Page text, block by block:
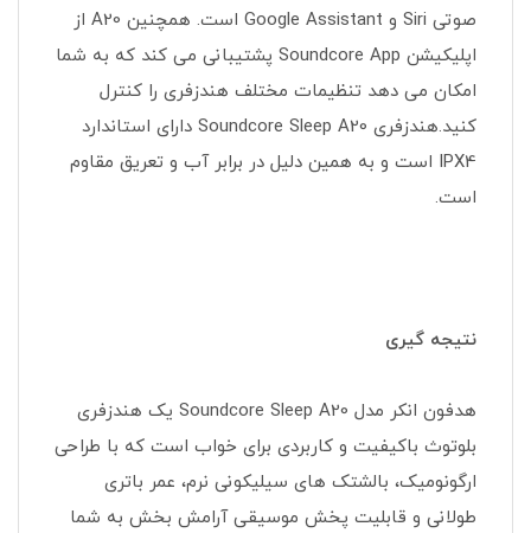
صوتی Siri و Google Assistant است. همچنین A20 از
اپلیکیشن Soundcore App پشتیبانی می کند که به شما
امکان می دهد تنظیمات مختلف هندزفری را کنترل
کنید.هندزفری Soundcore Sleep A20 دارای استاندارد
IPX4 است و به همین دلیل در برابر آب و تعریق مقاوم
است.
نتیجه گیری
هدفون انکر مدل Soundcore Sleep A20 یک هندزفری
بلوتوث باکیفیت و کاربردی برای خواب است که با طراحی
ارگونومیک، بالشتک های سیلیکونی نرم، عمر باتری
طولانی و قابلیت پخش موسیقی آرامش بخش به شما